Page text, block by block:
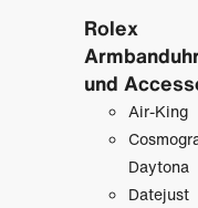
Rolex
und
Air-King
Daytona
Datejust